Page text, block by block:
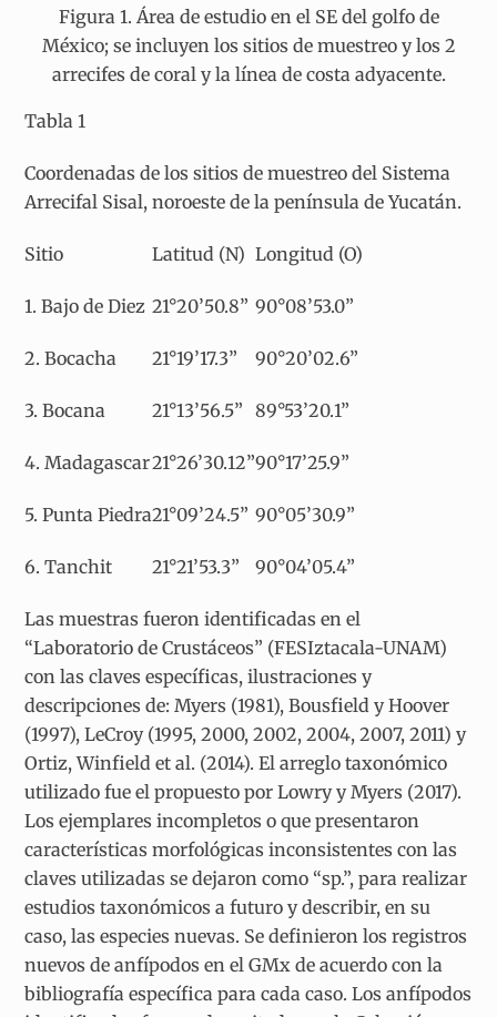
Figura 1. Área de estudio en el SE del golfo de
México; se incluyen los sitios de muestreo y los 2
arrecifes de coral y la línea de costa adyacente.
Tabla 1
Coordenadas de los sitios de muestreo del Sistema
Arrecifal Sisal, noroeste de la península de Yucatán.
Sitio Latitud (N) Longitud (O)
1. Bajo de Diez 21°20’50.8” 90°08’53.0”
2. Bocacha 21°19’17.3” 90°20’02.6”
3. Bocana 21°13’56.5” 89°53’20.1”
4. Madagascar21°26’30.12”90°17’25.9”
5. Punta Piedra21°09’24.5” 90°05’30.9”
6. Tanchit 21°21’53.3” 90°04’05.4”
Las muestras fueron identificadas en el
“Laboratorio de Crustáceos” (FESIztacala-UNAM)
con las claves específicas, ilustraciones y
descripciones de: Myers (1981), Bousfield y Hoover
(1997), LeCroy (1995, 2000, 2002, 2004, 2007, 2011) y
Ortiz, Winfield et al. (2014). El arreglo taxonómico
utilizado fue el propuesto por Lowry y Myers (2017).
Los ejemplares incompletos o que presentaron
características morfológicas inconsistentes con las
claves utilizadas se dejaron como “sp.”, para realizar
estudios taxonómicos a futuro y describir, en su
caso, las especies nuevas. Se definieron los registros
nuevos de anfípodos en el GMx de acuerdo con la
bibliografía específica para cada caso. Los anfípodos